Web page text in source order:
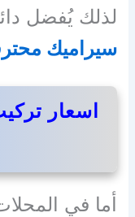
لذلك يُفضل
سيراميك
اسعار
أما في